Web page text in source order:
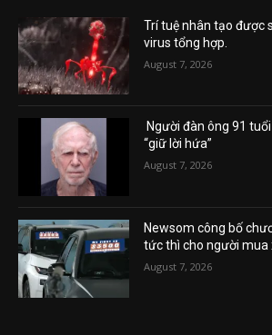
Trí tuệ nhân tạo được
virus tổng hợp.
August 7, 2026
Người đàn ông 91
“giữ lời hứa”
August 7, 2026
Newsom công bố
tức thì cho người mua
August 7, 2026